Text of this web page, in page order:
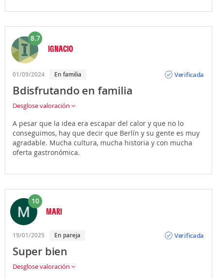
8.7
IGNACIO
01/09/2024 En familia
Verificada
Bdisfrutando en familia
Desglose valoración
A pesar que la idea era escapar del calor y que no lo
conseguimos, hay que decir que Berlín y su gente es muy
agradable. Mucha cultura, mucha historia y con mucha
oferta gastronómica.
10
MARI
19/01/2025 En pareja
Verificada
Super bien
Desglose valoración